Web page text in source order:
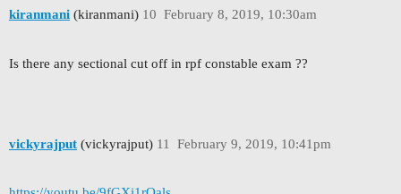
kiranmani (kiranmani) February 8, 2019, 10:30am
10
Is there any sectional cut off in rpf constable exam ??
vickyrajput (vickyrajput) February 9, 2019, 10:41pm
11